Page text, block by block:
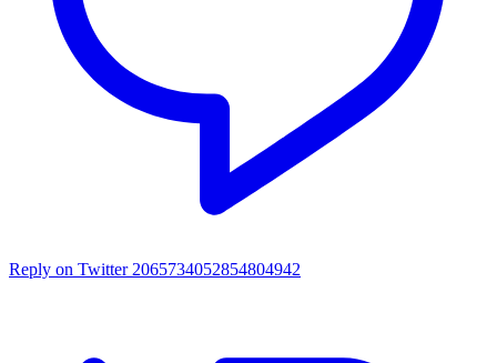
Reply on Twitter 2065734052854804942